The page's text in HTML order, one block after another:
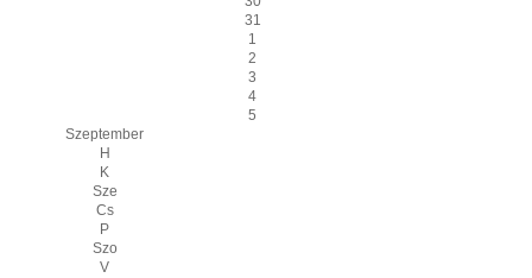
31
1
2
3
4
5
Szeptember
H
K
Sze
Cs
P
Szo
V